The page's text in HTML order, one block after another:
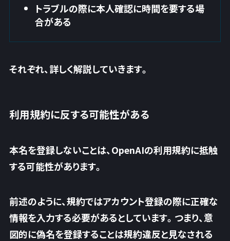
トラブルの際に本人確認に時間を要する場
合がある
それぞれ、詳しく解説していきます。
利用規約に反する可能性がある
本名を登録しないことは、OpenAIの利用規約に抵触
する可能性があります。
前述のように、規約ではアカウント登録の際に正確な
情報を入力する必要があるとしています。つまり、意
図的に偽名を登録することは規約違反と見なされる